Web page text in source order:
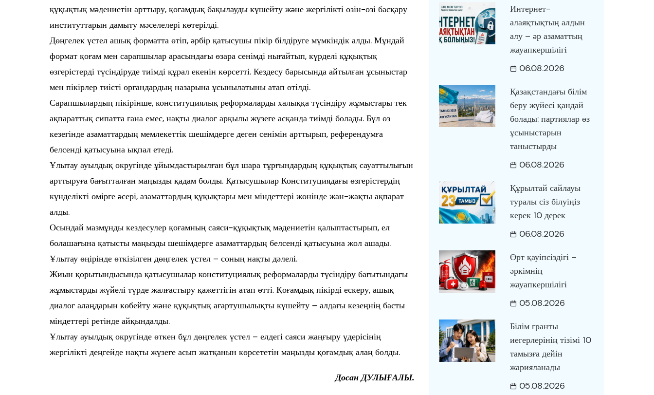
құқықтық мәдениетін арттыру, қоғамдық бақылауды күшейту және жергілікті өзін-өзі басқару
институттарын дамыту мәселелері көтерілді.
Дөңгелек үстел ашық форматта өтіп, әрбір қатысушы пікір білдіруге мүмкіндік алды. Мұндай
формат қоғам мен сарапшылар арасындағы өзара сенімді нығайтып, күрделі құқықтық
өзгерістерді түсіндіруде тиімді құрал екенін көрсетті. Кездесу барысында айтылған ұсыныстар
мен пікірлер тиісті органдардың назарына ұсынылатыны атап өтілді.
Сарапшылардың пікірінше, конституциялық реформаларды халыққа түсіндіру жұмыстары тек
ақпараттық сипатта ғана емес, нақты диалог арқылы жүзеге асқанда тиімді болады. Бұл өз
кезегінде азаматтардың мемлекеттік шешімдерге деген сенімін арттырып, референдумға
белсенді қатысуына ықпал етеді.
Ұлытау ауылдық округінде ұйымдастырылған бұл шара тұрғындардың құқықтық сауаттылығын
арттыруға бағытталған маңызды қадам болды. Қатысушылар Конституциядағы өзгерістердің
күнделікті өмірге әсері, азаматтардың құқықтары мен міндеттері жөнінде жан-жақты ақпарат
алды.
Осындай мазмұнды кездесулер қоғамның саяси-құқықтық мәдениетін қалыптастырып, ел
болашағына қатысты маңызды шешімдерге азаматтардың белсенді қатысуына жол ашады.
Ұлытау өңірінде өткізілген дөңгелек үстел – соның нақты дәлелі.
Жиын қорытындысында қатысушылар конституциялық реформаларды түсіндіру бағытындағы
жұмыстарды жүйелі түрде жалғастыру қажеттігін атап өтті. Қоғамдық пікірді ескеру, ашық
диалог алаңдарын көбейту және құқықтық ағартушылықты күшейту – алдағы кезеңнің басты
міндеттері ретінде айқындалды.
Ұлытау ауылдық округінде өткен бұл дөңгелек үстел – елдегі саяси жаңғыру үдерісінің
жергілікті деңгейде нақты жүзеге асып жатқанын көрсететін маңызды қоғамдық алаң болды.
Досан ДУЛЫҒАЛЫ.
Интернет-
алаяқтықтың алдын
алу – әр азаматтың
жауапкершілігі
06.08.2026
Қазақстандағы білім
беру жүйесі қандай
болады: партиялар өз
ұсыныстарын
таныстырды
06.08.2026
Құрылтай сайлауы
туралы сіз білуіңіз
керек 10 дерек
06.08.2026
Өрт қауіпсіздігі –
әркімнің
жауапкершілігі
05.08.2026
Білім гранты
иегерлерінің тізімі 10
тамызға дейін
жарияланады
05.08.2026